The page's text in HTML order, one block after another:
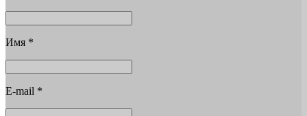
Имя *
E-mail *